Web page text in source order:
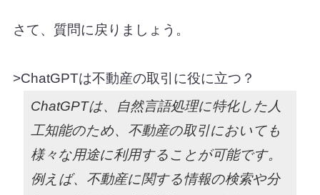
さて、質問に戻りましょう。
>ChatGPTは不動産の取引に役に立つ？
ChatGPTは、自然言語処理に特化した人
工知能のため、不動産の取引においても
様々な用途に利用することが可能です。
例えば、不動産に関する情報の検索や分